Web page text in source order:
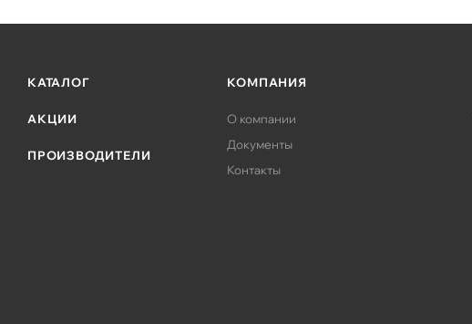
КАТАЛОГ
АКЦИИ
ПРОИЗВОДИТЕЛИ
КОМПАНИЯ
О компании
Документы
Контакты